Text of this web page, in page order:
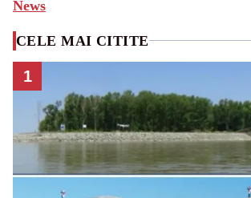
News
CELE MAI CITITE
1